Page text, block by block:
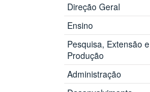
Direção Geral
Ensino
Pesquisa, Extensão e
Produção
Administração